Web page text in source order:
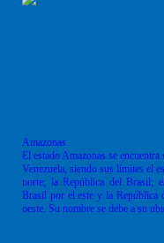
Amazonas
El estado Amazonas se
Venezuela, siendo sus límites el
norte; la República del Brasil;
Brasil por el este y la República
oeste. Su nombre se debe a su